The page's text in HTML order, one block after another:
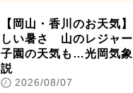
【岡山・香川のお天気
しい暑さ 山のレジャー
子園の天気も…光岡気
説
2026/08/07